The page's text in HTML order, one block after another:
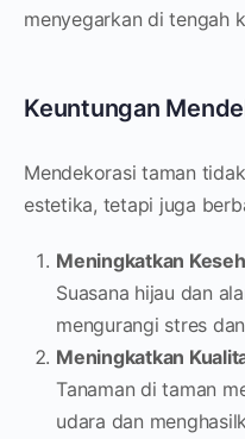
menyegarkan di tengah
Keuntungan
Mendekorasi taman
estetika, tetapi juga
Meningkatkan
Suasana hijau dan
mengurangi stres
Meningkatkan
Tanaman di taman
udara dan